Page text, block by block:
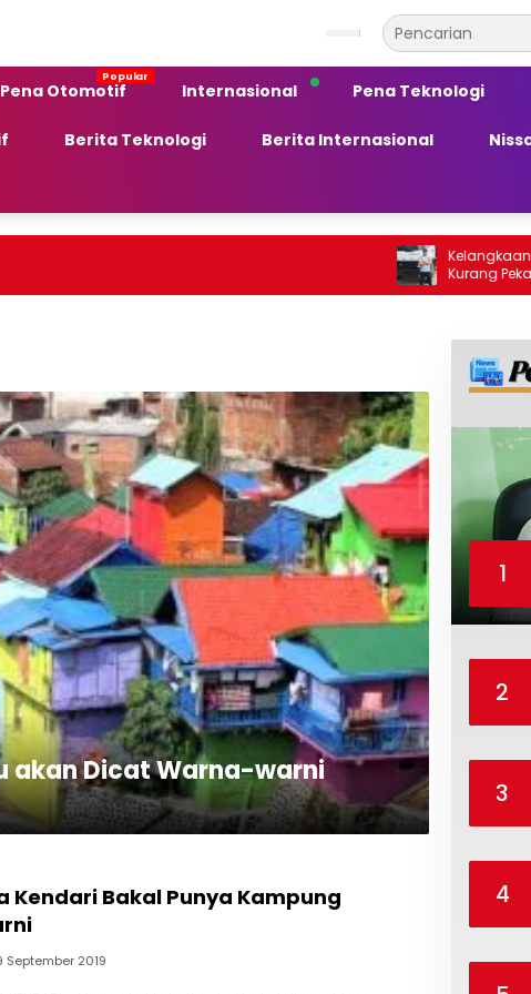
Pena Otomotif Internasional Pena Teknologi
Berita Teknologi Berita Internasional
Kelangkaan BBM
Kurang Peka terhadap
Ekonomi Daerah
akan Dicat Warna-warni
Kendari Bakal Punya Kampung
September 2019
1
2
3
4